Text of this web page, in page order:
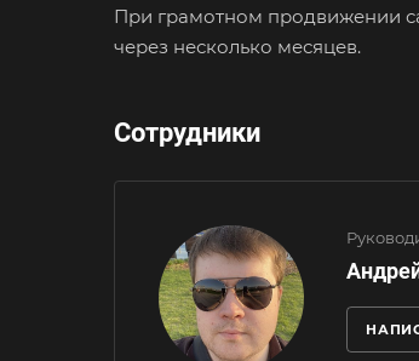
При грамотном продвижении
через несколько месяцев.
Сотрудники